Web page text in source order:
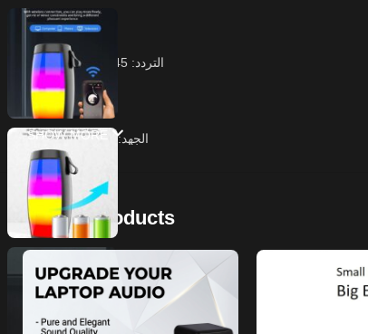
انتاج الطاقة: 3 واط
التردد: 45 هرتز-18 کیلو هرتز
S/N: 50db
الجهد: تیار مستمر 5 فولت
قائمة التعبئة:
SHOW MORE
Related Products